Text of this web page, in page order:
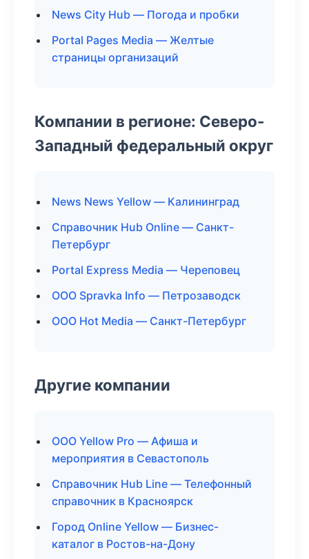
News City Hub — Погода и пробки
Portal Pages Media — Желтые
страницы организаций
Компании в регионе: Северо-
Западный федеральный округ
News News Yellow — Калининград
Справочник Hub Online — Санкт-
Петербург
Portal Express Media — Череповец
ООО Spravka Info — Петрозаводск
ООО Hot Media — Санкт-Петербург
Другие компании
ООО Yellow Pro — Афиша и
мероприятия в Севастополь
Справочник Hub Line — Телефонный
справочник в Красноярск
Город Online Yellow — Бизнес-
каталог в Ростов-на-Дону